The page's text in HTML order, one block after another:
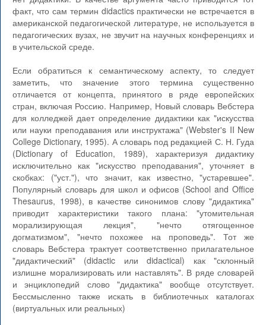
факт, что сам термин didactics практически не встречается в
американской педагогической литературе, не используется в
педагогических вузах, не звучит на научных конференциях и
в учительской среде.
Если обратиться к семантическому аспекту, то следует
заметить, что значение этого термина существенно
отличается от концепта, принятого в ряде европейских
стран, включая Россию. Например, Новый словарь Вебстера
для колледжей дает определение дидактики как "искусства
или науки преподавания или инструктажа" (Webster's II New
College Dictionary, 1995). А словарь под редакцией С. Н. Гуда
(Dictionary of Education, 1989), характеризуя дидактику
исключительно как "искусство преподавания", уточняет в
скобках: ("уст."), что значит, как известно, "устаревшее".
Популярный словарь для школ и офисов (School and Office
Thesaurus, 1998), в качестве синонимов слову "дидактика"
приводит характеристики такого плана: "утомительная
морализирующая лекция", "нечто отягощенное
догматизмом", "нечто похожее на проповедь". Тот же
словарь Вебстера трактует соответственно прилагательное
"дидактический" (didactic или didactical) как "склонный
излишне морализировать или наставлять". В ряде словарей
и энциклопедий слово "дидактика" вообще отсутствует.
Бессмысленно также искать в библиотечных каталогах
(виртуальных или реальных)